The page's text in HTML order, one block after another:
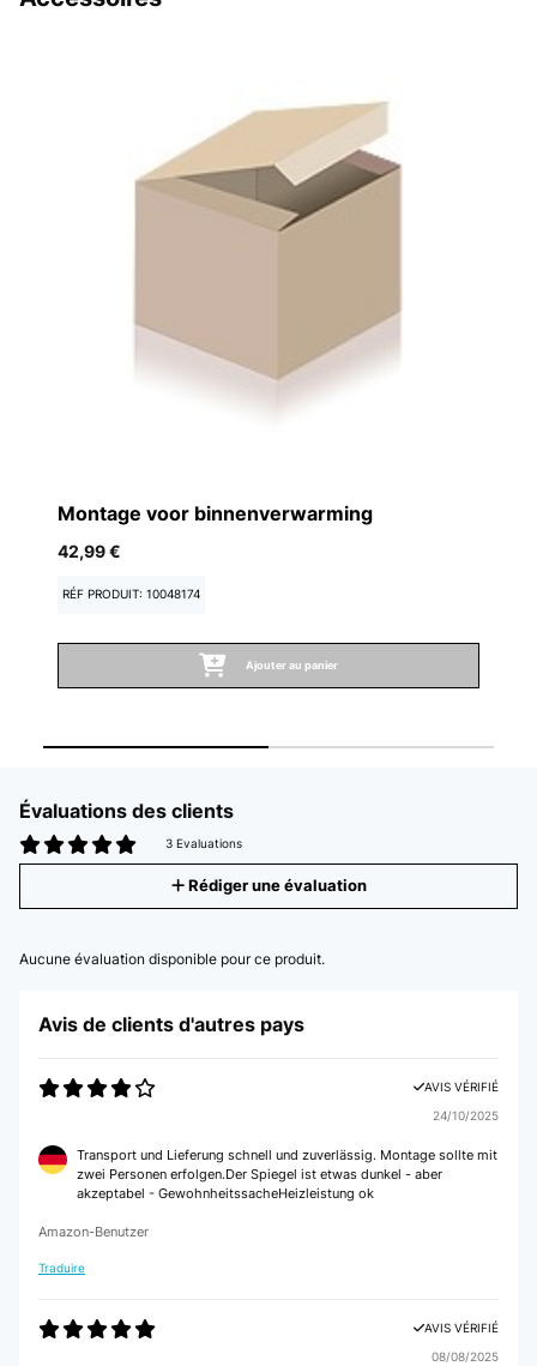
Montage voor binnenverwarming
42,99 €
RÉF PRODUIT: 10048174
Ajouter au panier
Évaluations des clients
3 Evaluations
Rédiger une évaluation
Aucune évaluation disponible pour ce produit.
Avis de clients d'autres pays
AVIS VÉRIFIÉ
24/10/2025
Transport und Lieferung schnell und zuverlässig. Montage sollte mit
zwei Personen erfolgen.Der Spiegel ist etwas dunkel - aber
akzeptabel - GewohnheitssacheHeizleistung ok
Amazon-Benutzer
Traduire
AVIS VÉRIFIÉ
08/08/2025